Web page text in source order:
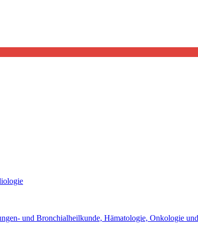
und Bronchialheilkunde, Hämatologie, Onkologie